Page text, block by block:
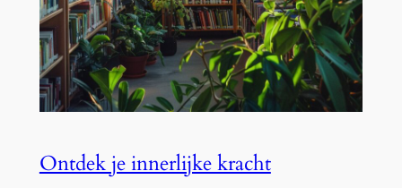
Ontdek je innerlijke kracht